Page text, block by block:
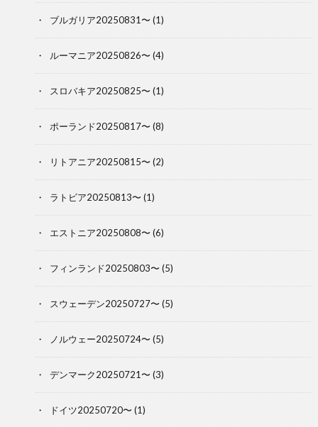
ブルガリア20250831〜 (1)
ルーマニア20250826〜 (4)
スロバキア20250825〜 (1)
ポーランド20250817〜 (8)
リトアニア20250815〜 (2)
ラトビア20250813〜 (1)
エストニア20250808〜 (6)
フィンランド20250803〜 (5)
スウェーデン20250727〜 (5)
ノルウェー20250724〜 (5)
デンマーク20250721〜 (3)
ドイツ20250720〜 (1)